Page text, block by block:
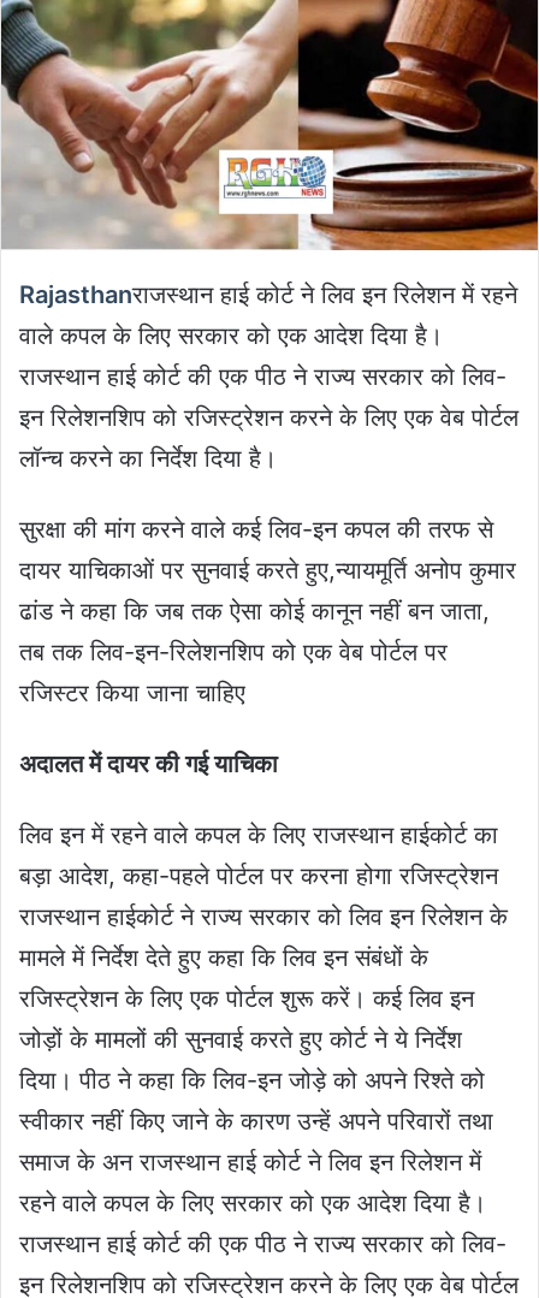
Rajasthanराजस्थान हाई कोर्ट ने लिव इन रिलेशन में रहने
वाले कपल के लिए सरकार को एक आदेश दिया है।
राजस्थान हाई कोर्ट की एक पीठ ने राज्य सरकार को लिव-
इन रिलेशनशिप को रजिस्ट्रेशन करने के लिए एक वेब पोर्टल
लॉन्च करने का निर्देश दिया है।
सुरक्षा की मांग करने वाले कई लिव-इन कपल की तरफ से
दायर याचिकाओं पर सुनवाई करते हुए,न्यायमूर्ति अनोप कुमार
ढांड ने कहा कि जब तक ऐसा कोई कानून नहीं बन जाता,
तब तक लिव-इन-रिलेशनशिप को एक वेब पोर्टल पर
रजिस्टर किया जाना चाहिए
अदालत में दायर की गई याचिका
लिव इन में रहने वाले कपल के लिए राजस्थान हाईकोर्ट का
बड़ा आदेश, कहा-पहले पोर्टल पर करना होगा रजिस्ट्रेशन
राजस्थान हाईकोर्ट ने राज्य सरकार को लिव इन रिलेशन के
मामले में निर्देश देते हुए कहा कि लिव इन संबंधों के
रजिस्ट्रेशन के लिए एक पोर्टल शुरू करें। कई लिव इन
जोड़ों के मामलों की सुनवाई करते हुए कोर्ट ने ये निर्देश
दिया। पीठ ने कहा कि लिव-इन जोड़े को अपने रिश्ते को
स्वीकार नहीं किए जाने के कारण उन्हें अपने परिवारों तथा
समाज के अन राजस्थान हाई कोर्ट ने लिव इन रिलेशन में
रहने वाले कपल के लिए सरकार को एक आदेश दिया है।
राजस्थान हाई कोर्ट की एक पीठ ने राज्य सरकार को लिव-
इन रिलेशनशिप को रजिस्ट्रेशन करने के लिए एक वेब पोर्टल